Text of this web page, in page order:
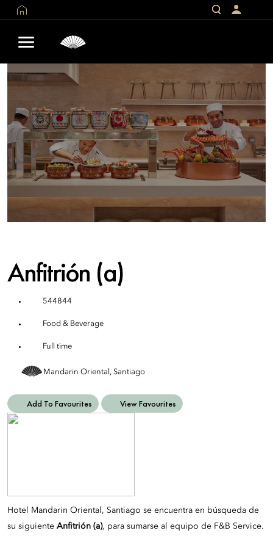
Anfitrión (a)
544844
Food & Beverage
Full time
Mandarin Oriental, Santiago
Add To Favourites View Favourites
Hotel Mandarin Oriental, Santiago se encuentra en búsqueda de
su siguiente Anfitrión (a), para sumarse al equipo de F&B Service.